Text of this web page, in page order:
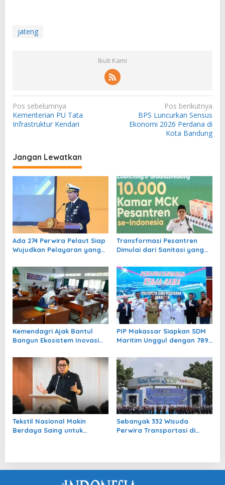
jateng
Ikuti Kami
N
a
g
a
p
o
s
Pos sebelumnya
Kementerian PU Tata
Infrastruktur Kendari
Pos berikutnya
BPS Luncurkan Sensus
Ekonomi 2026 Perdana di
Kota Bandung
Jangan Lewatkan
Ada 274 Perwira Pelaut Siap
Wujudkan Pelayaran yang
Berdaya Saing Global
Transformasi Pesantren
Dimulai dari Sanitasi yang
Kemendagri Ajak Bantul
Bangun Ekosistem Inovasi
Perguruan Tinggi
PIP Makassar Siapkan SDM
Maritim Unggul dengan 789
Tekstil Nasional Makin
Berdaya Saing untuk
Sebanyak 332 Wisuda
Perwira Transportasi di